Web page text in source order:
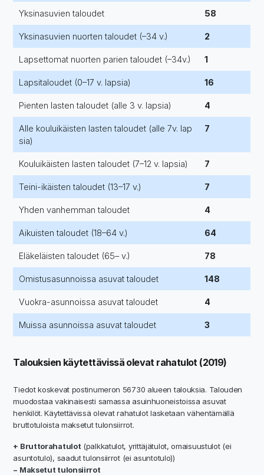
Yksinasuvien taloudet 58
Yksinasuvien nuorten taloudet (–34 v.) 2
Lapsettomat nuorten parien taloudet (–34v.) 1
Lapsitaloudet (0–17 v. lapsia) 16
Pienten lasten taloudet (alle 3 v. lapsia) 4
Alle kouluikäisten lasten taloudet (alle 7v. lap
sia)
7
Kouluikäisten lasten taloudet (7–12 v. lapsia) 7
Teini-ikäisten taloudet (13–17 v.) 7
Yhden vanhemman taloudet 4
Aikuisten taloudet (18–64 v.) 64
Eläkeläisten taloudet (65– v.) 78
Omistusasunnoissa asuvat taloudet 148
Vuokra-asunnoissa asuvat taloudet 4
Muissa asunnoissa asuvat taloudet 3
Talouksien käytettävissä olevat rahatulot (2019)
Tiedot koskevat postinumeron 56730 alueen talouksia. Talouden
muodostaa vakinaisesti samassa asuinhuoneistoissa asuvat
henkilöt. Käytettävissä olevat rahatulot lasketaan vähentämällä
bruttotuloista maksetut tulonsiirrot.
+ Bruttorahatulot (palkkatulot, yrittäjätulot, omaisuustulot (ei
asuntotulo), saadut tulonsiirrot (ei asuntotulo))
− Maksetut tulonsiirrot